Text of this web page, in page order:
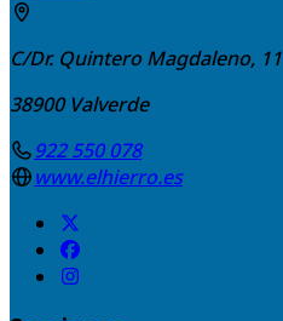
C/Dr. Quintero Magdaleno, 11
38900 Valverde
922 550 078
www.elhierro.es